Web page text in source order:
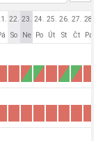
22.
So
23.
Ne
24.
Po
25.
Út
26.
St
27.
Čt
28.
Pá